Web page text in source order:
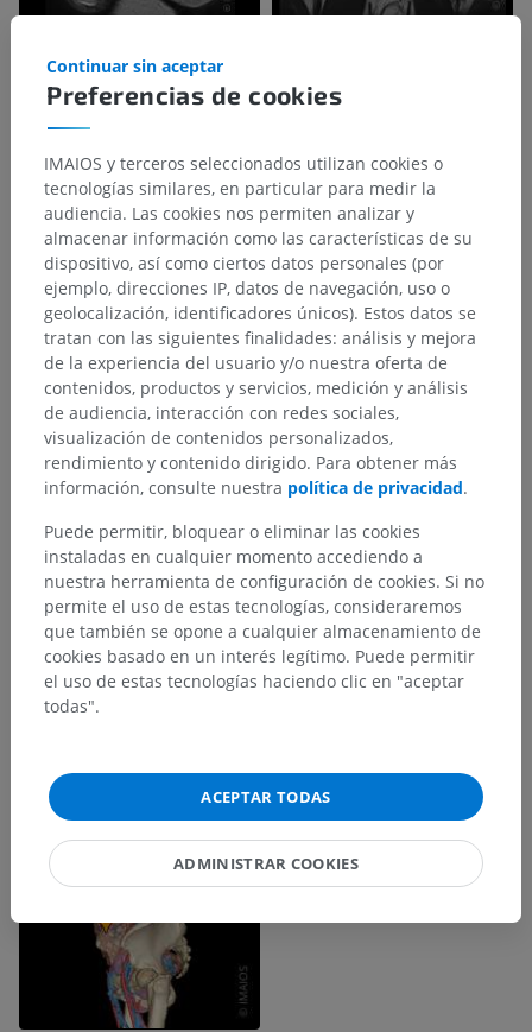
Preferencias de cookies
Continuar sin aceptar
IMAIOS y terceros seleccionados utilizan cookies o
tecnologías similares, en particular para medir la
audiencia. Las cookies nos permiten analizar y
almacenar información como las características de su
dispositivo, así como ciertos datos personales (por
ejemplo, direcciones IP, datos de navegación, uso o
geolocalización, identificadores únicos). Estos datos se
tratan con las siguientes finalidades: análisis y mejora
de la experiencia del usuario y/o nuestra oferta de
contenidos, productos y servicios, medición y análisis
de audiencia, interacción con redes sociales,
visualización de contenidos personalizados,
rendimiento y contenido dirigido. Para obtener más
información, consulte nuestra política de privacidad.
Puede permitir, bloquear o eliminar las cookies
instaladas en cualquier momento accediendo a
nuestra herramienta de configuración de cookies. Si no
permite el uso de estas tecnologías, consideraremos
que también se opone a cualquier almacenamiento de
cookies basado en un interés legítimo. Puede permitir
el uso de estas tecnologías haciendo clic en "aceptar
todas".
ACEPTAR TODAS
ADMINISTRAR COOKIES